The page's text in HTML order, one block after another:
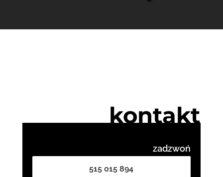
kontakt
zadzwoń
515 015 894